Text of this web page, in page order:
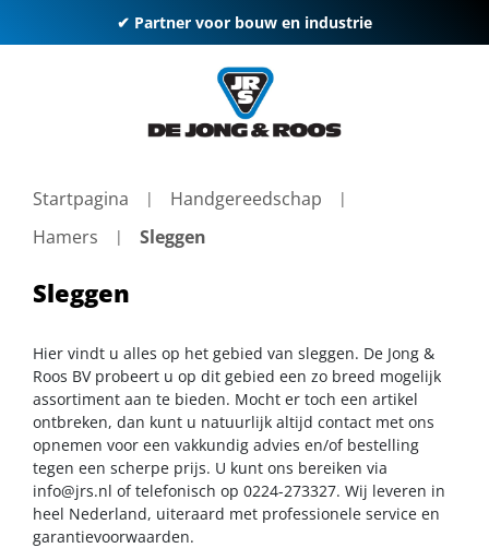
✔ Partner voor bouw en industrie
Startpagina
Handgereedschap
Hamers
Sleggen
Sleggen
Hier vindt u alles op het gebied van sleggen. De Jong &
Roos BV probeert u op dit gebied een zo breed mogelijk
assortiment aan te bieden. Mocht er toch een artikel
ontbreken, dan kunt u natuurlijk altijd contact met ons
opnemen voor een vakkundig advies en/of bestelling
tegen een scherpe prijs. U kunt ons bereiken via
info@jrs.nl of telefonisch op 0224-273327. Wij leveren in
heel Nederland, uiteraard met professionele service en
garantievoorwaarden.